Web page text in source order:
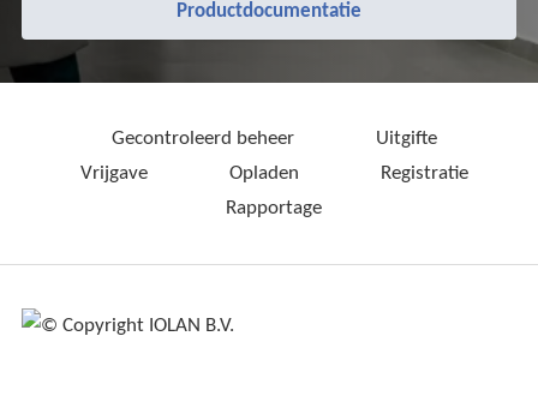
Productdocumentatie
Gecontroleerd beheer
Uitgifte
Vrijgave
Opladen
Registratie
Rapportage